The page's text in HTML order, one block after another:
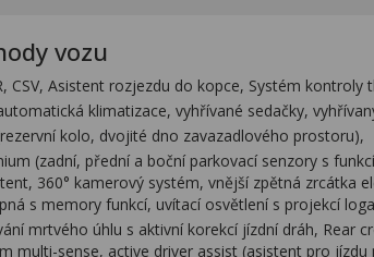
vozu
CSV, Asistent rozjezdu do kopce, Systém
klimatizace, vyhřívané sedačky,
kolo, dvojité dno zavazadlového prostoru),
(zadní, přední a boční parkovací senzory s
360° kamerový systém, vnější zpětná zrcátka
s memory funkcí, uvítací osvětlení s projekcí
mrtvého úhlu s aktivní korekcí jízdní dráh, Rear
multi-sense, active driver assist (asistent pro jízdu